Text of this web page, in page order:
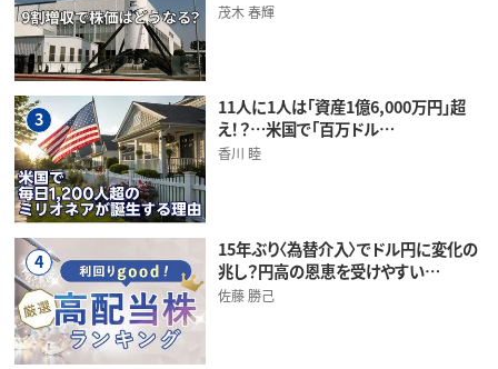
茂木 春輝
3
11人に1人は「資産1億6,000万円」超
え！？…米国で「百万ドル…
香川 睦
4
15年ぶり〈為替介入〉でドル円に変化の
兆し？円高の恩恵を受けやすい…
佐藤 勝己